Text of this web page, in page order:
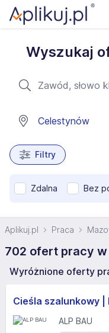
Wyszukaj
Filtry
Zdalna Bez
Aplikuj.pl Praca
702 ofert pracy
Wyróżnione oferty
Cieśla szalunkowy |
ALP BAU